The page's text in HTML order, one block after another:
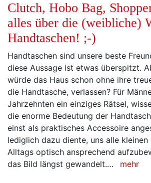
Clutch, Hobo Bag,
alles über die (weibliche)
Handtaschen! ;-)
Handtaschen sind unsere beste
diese Aussage ist etwas überspitzt.
würde das Haus schon ohne ihre
die Handtasche, verlassen? Für
Jahrzehnten ein einziges Rätsel,
die enorme Bedeutung der
einst als praktisches Accessoire
lediglich dazu diente, uns alle kleinen
Alltags optisch ansprechend
das Bild längst gewandelt.…
mehr